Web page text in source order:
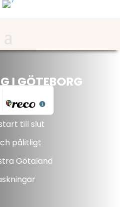
I GÖTEBORG
till slut
pålitligt
Götaland